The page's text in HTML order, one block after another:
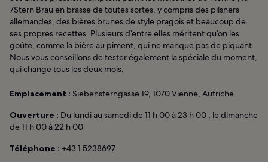
7Stern Bräu en brasse de toutes sortes, y compris des pilsners
allemandes, des bières brunes de style pragois et beaucoup de
ses propres recettes. Plusieurs d’entre elles méritent qu’on les
goûte, comme la bière au piment, qui ne manque pas de piquant.
Nous vous conseillons de tester également la spéciale du moment,
qui change tous les deux mois.
Emplacement : Siebensterngasse 19, 1070 Vienne, Autriche
Ouverture : Du lundi au samedi de 11 h 00 à 23 h 00 ; le dimanche
de 11 h 00 à 22 h 00
Téléphone : +43 1 5238697